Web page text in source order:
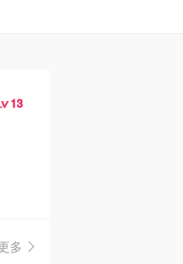
新西兰
13
多